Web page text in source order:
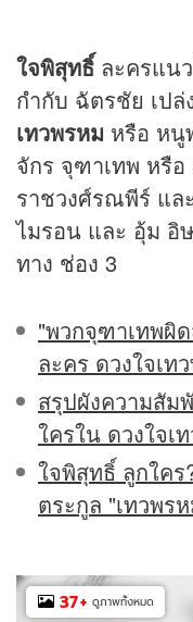
ใจพิสุทธิ์ ละครแน
กำกับ ฉัตรชัย เปล่
เทวพรหม หรือ หนู
จักร จุฑาเทพ หรื
ราชวงศ์รณพีร์ แล
ไมรอน และ อุ้ม อิ
ทาง ช่อง 3
"พวกจุฑาเทพผิ
ละคร ดวงใจเท
สรุปผังความสัม
ใครใน ดวงใจเ
ใจพิสุทธิ์ ลูกใคร
ตระกูล "เทวพร
37+ ดูภาพทั้งหมด